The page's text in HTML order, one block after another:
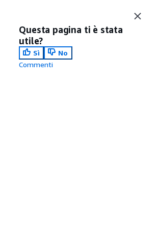
Questa pagina ti è stata
utile?
Sì
No
Commenti